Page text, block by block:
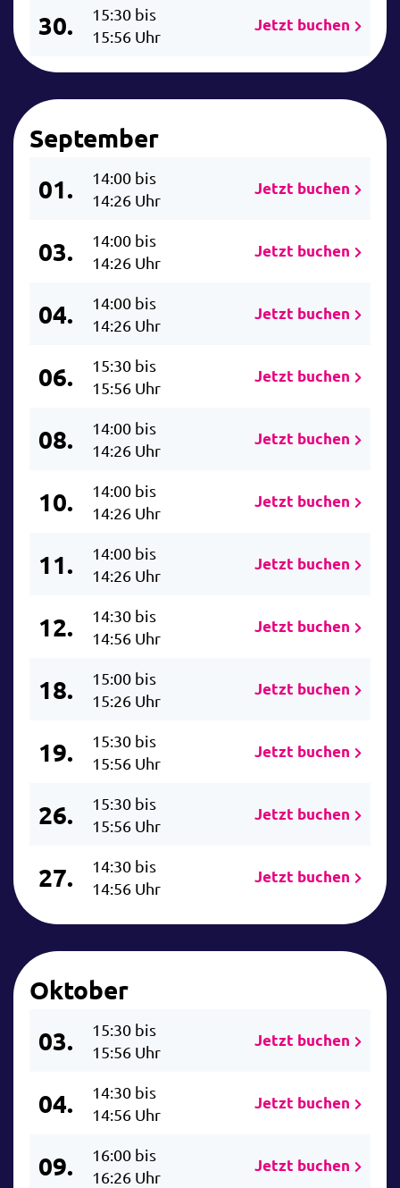
30.
15:30 bis
15:56 Uhr
Jetzt buchen
September
01.
14:00 bis
14:26 Uhr
Jetzt buchen
03.
14:00 bis
14:26 Uhr
Jetzt buchen
04.
14:00 bis
14:26 Uhr
Jetzt buchen
06.
15:30 bis
15:56 Uhr
Jetzt buchen
08.
14:00 bis
14:26 Uhr
Jetzt buchen
10.
14:00 bis
14:26 Uhr
Jetzt buchen
11.
14:00 bis
14:26 Uhr
Jetzt buchen
12.
14:30 bis
14:56 Uhr
Jetzt buchen
18.
15:00 bis
15:26 Uhr
Jetzt buchen
19.
15:30 bis
15:56 Uhr
Jetzt buchen
26.
15:30 bis
15:56 Uhr
Jetzt buchen
27.
14:30 bis
14:56 Uhr
Jetzt buchen
Oktober
03.
15:30 bis
15:56 Uhr
Jetzt buchen
04.
14:30 bis
14:56 Uhr
Jetzt buchen
09.
16:00 bis
16:26 Uhr
Jetzt buchen